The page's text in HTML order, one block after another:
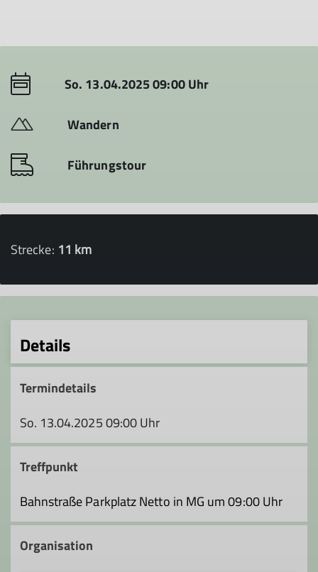
So. 13.04.2025 09:00 Uhr
Wandern
Führungstour
Strecke: 11 km
Details
Termindetails
So. 13.04.2025 09:00 Uhr
Treffpunkt
Bahnstraße Parkplatz Netto in MG um 09:00 Uhr
Organisation